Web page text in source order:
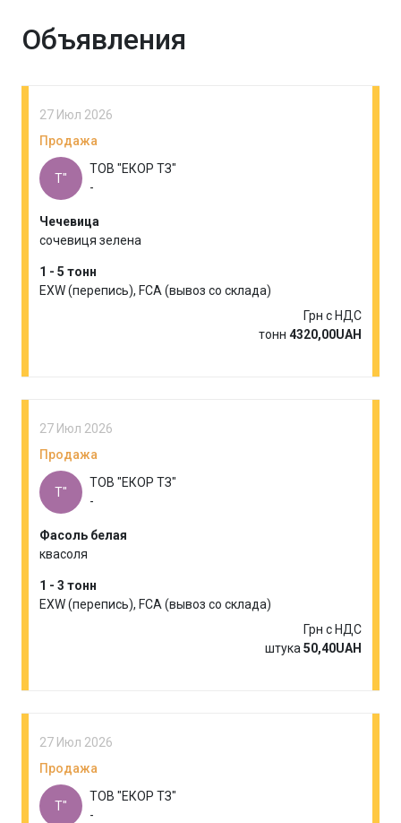
Объявления
27 Июл 2026
Продажа
Т"
ТОВ "ЕКОР ТЗ"
-
Чечевица
сочевиця зелена
1 - 5 тонн
EXW (перепись), FCA (вывоз со склада)
Грн с НДС
тонн 4320,00UAH
27 Июл 2026
Продажа
Т"
ТОВ "ЕКОР ТЗ"
-
Фасоль белая
квасоля
1 - 3 тонн
EXW (перепись), FCA (вывоз со склада)
Грн с НДС
штука 50,40UAH
27 Июл 2026
Продажа
Т"
ТОВ "ЕКОР ТЗ"
-